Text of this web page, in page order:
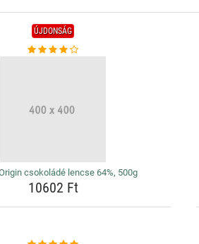
ÚJDONSÁG
csokoládé lencse 64%, 500g
10602 Ft